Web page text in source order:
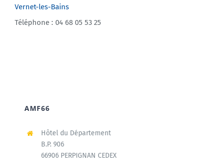
Vernet-les-Bains
Téléphone : 04 68 05 53 25
AMF66
Hôtel du Département
B.P. 906
66906 PERPIGNAN CEDEX